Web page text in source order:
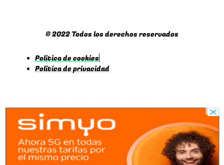
© 2022 Todos los derechos reservados
Politica de cookies
Politica de privacidad